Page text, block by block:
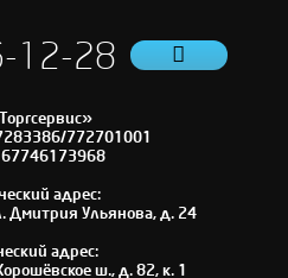
12-28
772701001
адрес:
Дмитрия Ульянова, д. 24
адрес:
ш., д. 82, к. 1